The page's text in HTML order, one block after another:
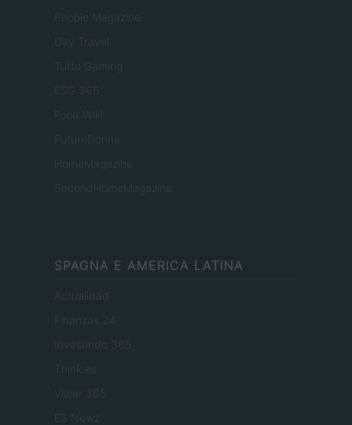
People Magazine
Day Travel
Tutto Gaming
ESG 365
Food Wiki
FuturoDonna
HomeMagazine
SecondHomeMagazine
SPAGNA E AMERICA LATINA
Actualidad
Finanzas 24
Investindo 365
Think.es
Viajar 365
ES Newz